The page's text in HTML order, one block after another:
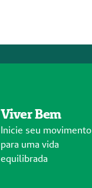
Viver Bem
Inicie seu movimento
para uma vida
equilibrada